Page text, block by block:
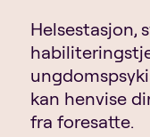
Helsestasjon,
kan henvise
fra foresatte.